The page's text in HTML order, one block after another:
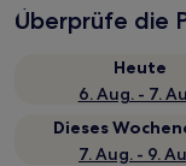
Überprüfe die
Heute
6. Aug. - 7.
Dieses
7. Aug. - 9.